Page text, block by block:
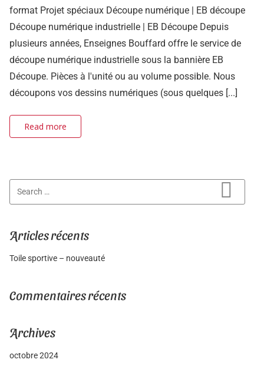
format Projet spéciaux Découpe numérique | EB découpe
Découpe numérique industrielle | EB Découpe Depuis
plusieurs années, Enseignes Bouffard offre le service de
découpe numérique industrielle sous la bannière EB
Découpe. Pièces à l'unité ou au volume possible. Nous
découpons vos dessins numériques (sous quelques [...]
Read more
Search
Articles récents
Toile sportive – nouveauté
Commentaires récents
Archives
octobre 2024